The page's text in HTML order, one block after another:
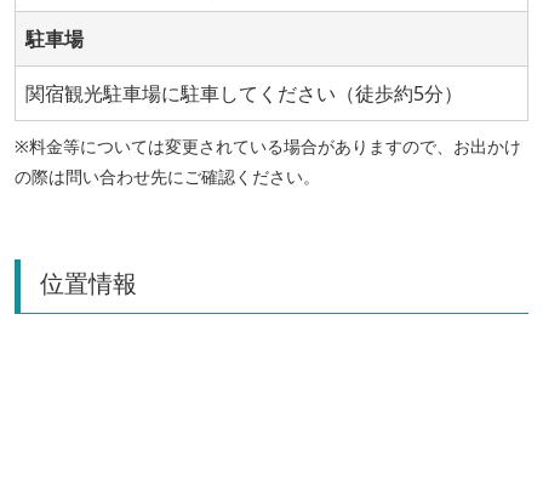
駐車場
関宿観光駐車場に駐車してください（徒歩約5分）
※料金等については変更されている場合がありますので、お出かけ
の際は問い合わせ先にご確認ください。
位置情報